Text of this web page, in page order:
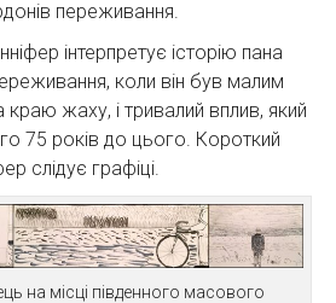
переживання.
інтерпретує історію пана
коли він був малим
краю жаху, і тривалий вплив, який
75 років до цього. Короткий
слідує графіці.
на місці південного масового